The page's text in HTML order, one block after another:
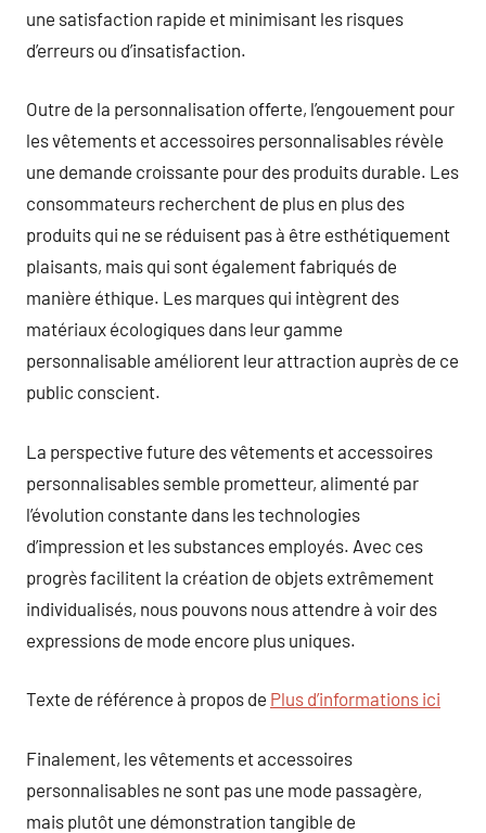
une satisfaction rapide et minimisant les risques
d’erreurs ou d’insatisfaction.
Outre de la personnalisation offerte, l’engouement pour
les vêtements et accessoires personnalisables révèle
une demande croissante pour des produits durable. Les
consommateurs recherchent de plus en plus des
produits qui ne se réduisent pas à être esthétiquement
plaisants, mais qui sont également fabriqués de
manière éthique. Les marques qui intègrent des
matériaux écologiques dans leur gamme
personnalisable améliorent leur attraction auprès de ce
public conscient.
La perspective future des vêtements et accessoires
personnalisables semble prometteur, alimenté par
l’évolution constante dans les technologies
d’impression et les substances employés. Avec ces
progrès facilitent la création de objets extrêmement
individualisés, nous pouvons nous attendre à voir des
expressions de mode encore plus uniques.
Texte de référence à propos de Plus d’informations ici
Finalement, les vêtements et accessoires
personnalisables ne sont pas une mode passagère,
mais plutôt une démonstration tangible de